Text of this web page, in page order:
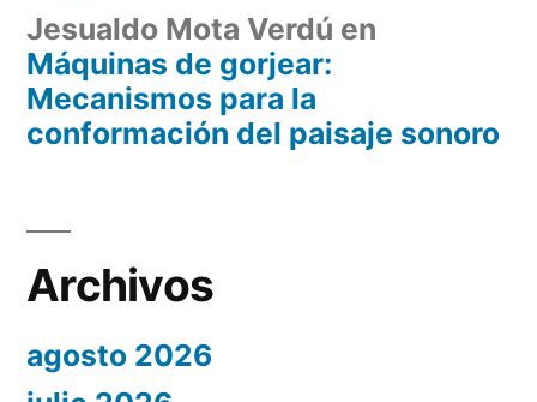
Jesualdo Mota Verdú en
Máquinas de gorjear:
Mecanismos para la
conformación del paisaje sonoro
Archivos
agosto 2026